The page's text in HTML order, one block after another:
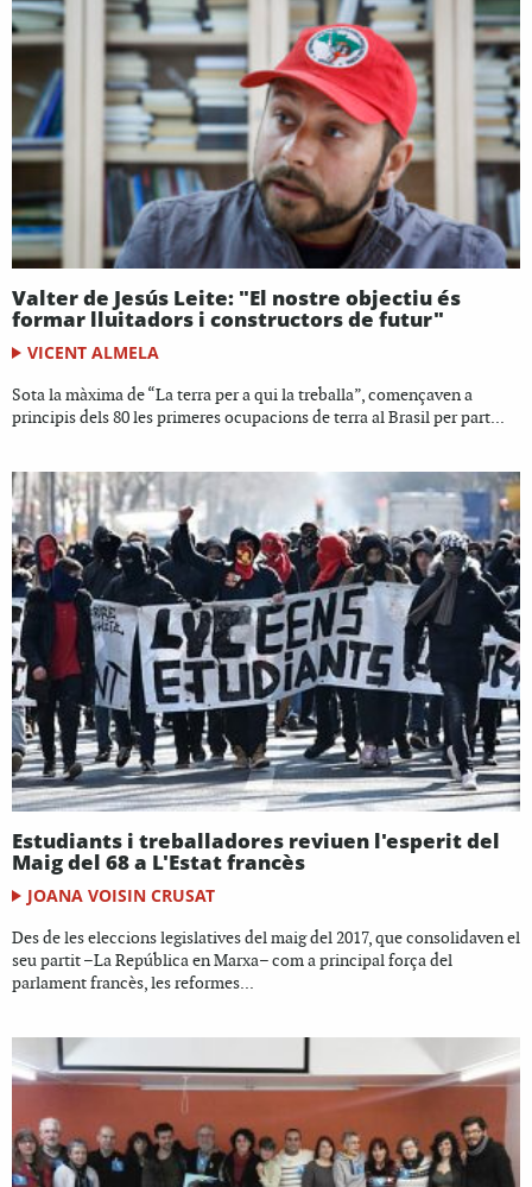
Valter de Jesús Leite: "El nostre objectiu és
formar lluitadors i constructors de futur"
VICENT ALMELA
Sota la màxima de “La terra per a qui la treballa”, començaven a
principis dels 80 les primeres ocupacions de terra al Brasil per part...
Estudiants i treballadores reviuen l'esperit del
Maig del 68 a L'Estat francès
JOANA VOISIN CRUSAT
Des de les eleccions legislatives del maig del 2017, que consolidaven el
seu partit –La República en Marxa– com a principal força del
parlament francès, les reformes...